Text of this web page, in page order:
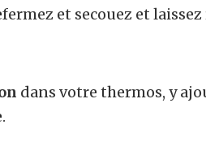
et secouez et
dans votre thermos, y